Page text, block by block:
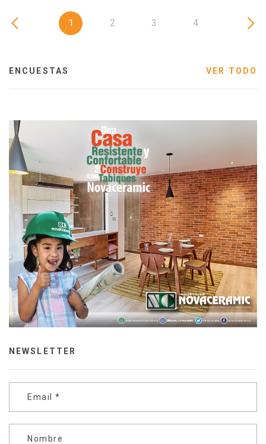
1 2 3 4
ENCUESTAS VER TODO
NEWSLETTER
Email *
Nombre